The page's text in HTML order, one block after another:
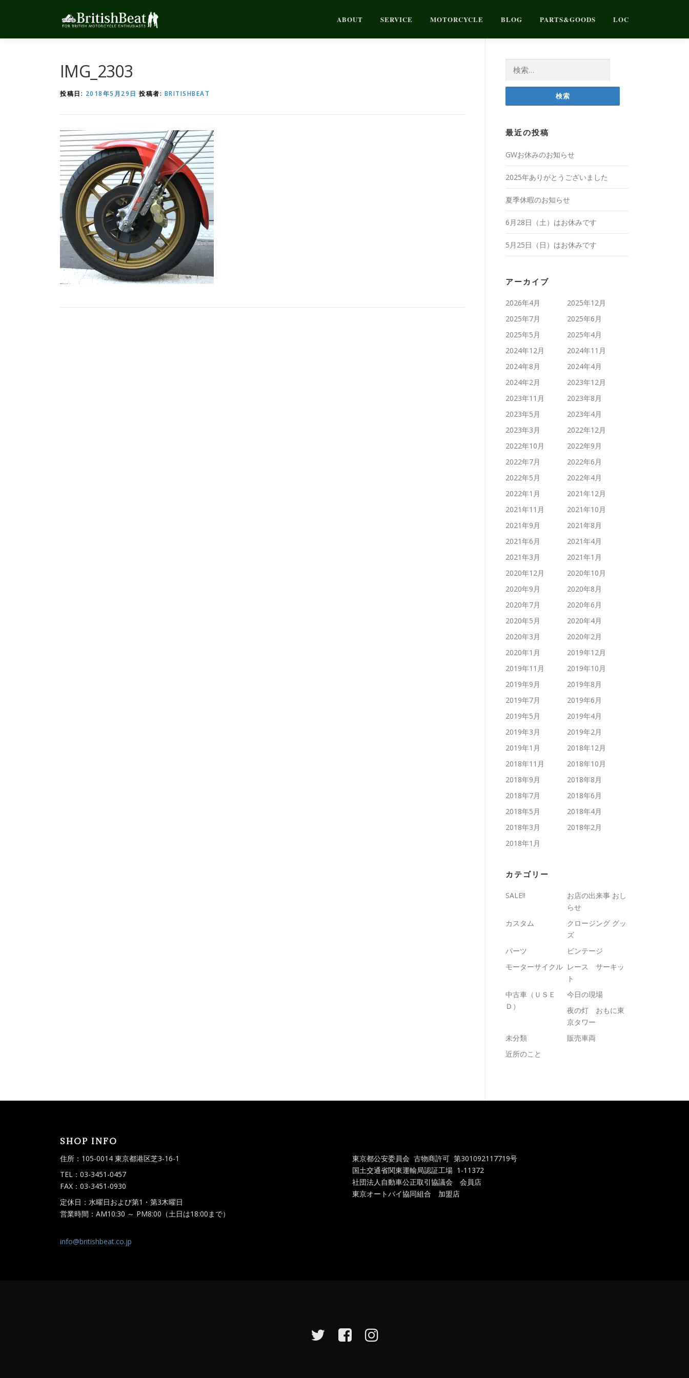
ン
ABOUT SERVICE MOTORCYCLE BLOG PARTS&GOODS LOC
IMG_2303
投稿日: 2018年5月29日 投稿者: BRITISHBEAT
最近の投稿
GWお休みのお知らせ
2025年ありがとうございました
夏季休暇のお知らせ
6月28日（土）はお休みです
5月25日（日）はお休みです
アーカイブ
2026年4月
2025年12月
2025年7月
2025年6月
2025年5月
2025年4月
2024年12月
2024年11月
2024年8月
2024年4月
2024年2月
2023年12月
2023年11月
2023年8月
2023年5月
2023年4月
2023年3月
2022年12月
2022年10月
2022年9月
2022年7月
2022年6月
2022年5月
2022年4月
2022年1月
2021年12月
2021年11月
2021年10月
2021年9月
2021年8月
2021年6月
2021年4月
2021年3月
2021年1月
2020年12月
2020年10月
2020年9月
2020年8月
2020年7月
2020年6月
2020年5月
2020年4月
2020年3月
2020年2月
2020年1月
2019年12月
2019年11月
2019年10月
2019年9月
2019年8月
2019年7月
2019年6月
2019年5月
2019年4月
2019年3月
2019年2月
2019年1月
2018年12月
2018年11月
2018年10月
2018年9月
2018年8月
2018年7月
2018年6月
2018年5月
2018年4月
2018年3月
2018年2月
2018年1月
カテゴリー
SALE!!
お店の出来事 おし
らせ
カスタム
クロージング グッ
ズ
パーツ
ビンテージ
モーターサイクル レース サーキッ
ト
中古車（ＵＳＥ
Ｄ）
今日の現場
夜の灯 おもに東
京タワー
未分類
販売車両
近所のこと
SHOP INFO
住所：105-0014 東京都港区芝3-16-1
TEL：03-3451-0457
FAX：03-3451-0930
定休日：水曜日および第1・第3木曜日
営業時間：AM10:30 ～ PM8:00（土日は18:00まで）
info@britishbeat.co.jp
東京都公安委員会 古物商許可 第301092117719号
国土交通省関東運輸局認証工場 1-11372
社団法人自動車公正取引協議会 会員店
東京オートバイ協同組合 加盟店